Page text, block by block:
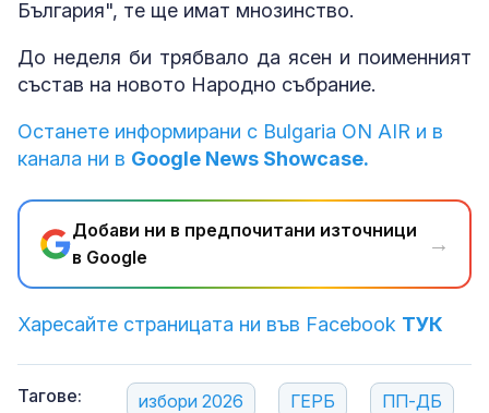
България", те ще имат мнозинство.
До неделя би трябвало да ясен и поименният
състав на новото Народно събрание.
Останете информирани с Bulgaria ON AIR и в
канала ни в Google News Showcase.
Добави ни в предпочитани източници
в Google
→
Харесайте страницата ни във Facebook ТУК
Тагове: избори 2026 ГЕРБ ПП-ДБ